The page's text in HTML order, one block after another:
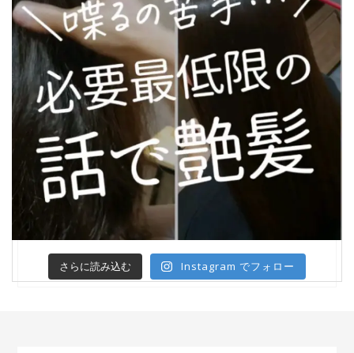
さらに読み込む Instagram でフォロー